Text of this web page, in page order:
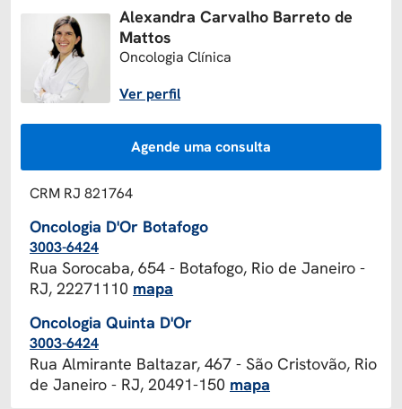
Alexandra Carvalho Barreto de
Mattos
Oncologia Clínica
Ver perfil
Agende uma consulta
CRM RJ 821764
Oncologia D'Or Botafogo
3003-6424
Rua Sorocaba, 654 - Botafogo, Rio de Janeiro -
RJ, 22271110 mapa
Oncologia Quinta D'Or
3003-6424
Rua Almirante Baltazar, 467 - São Cristovão, Rio
de Janeiro - RJ, 20491-150 mapa